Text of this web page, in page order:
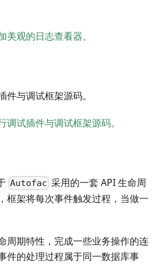
观的日志查看器。
与调试框架源码。
调试插件与调试框架源码。
Autofac 采用的一套 API 生命周
框架将每次事件触发过程，当做一
周期特性，完成一些业务操作的连
件的处理过程属于同一数据库事